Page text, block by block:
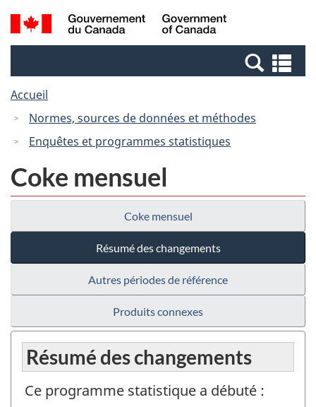
Passer
au
Passer
à
Canada
Recherche
et
et
Accueil
Normes, sources de données et méthodes
Enquêtes et programmes statistiques
Coke mensuel
Coke mensuel
Résumé des changements
Autres périodes de référence
Produits connexes
Résumé des changements
Ce programme statistique a débuté :